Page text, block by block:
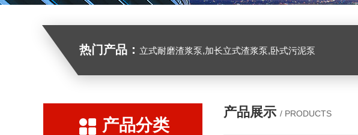
热门产品： 立式耐磨渣浆泵,加长立式渣浆泵,卧式污泥泵
产品分类
产品展示 / PRODUCTS